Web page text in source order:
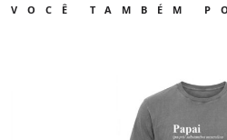
VOCÊ TAMBÉM